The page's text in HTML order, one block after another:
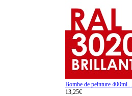
Bombe de peinture 400ml...
13,25€